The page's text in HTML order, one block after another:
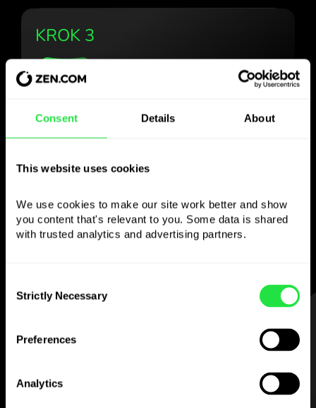
Consent Details About
This website uses cookies
We use cookies to make our site work better and show
you content that's relevant to you. Some data is shared
with trusted analytics and advertising partners.
Selection
Strictly Necessary
Preferences
Analytics
KROK 3
Použite zvolenú menu
vyberajte z bankomatov bez
provízie, plaťte viacmenovou kartou
— jednoducho a bez stresu.